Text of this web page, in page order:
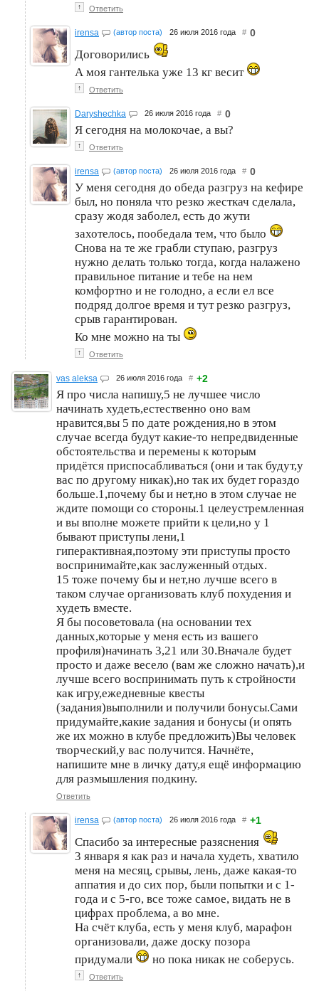
↑ Ответить
irensa (автор поста) 26 июля 2016 года # 0
Договорились
А моя гантелька уже 13 кг весит
↑ Ответить
Daryshechka 26 июля 2016 года # 0
Я сегодня на молокочае, а вы?
↑ Ответить
irensa (автор поста) 26 июля 2016 года # 0
У меня сегодня до обеда разгруз на кефире
был, но поняла что резко жесткач сделала,
сразу жодя заболел, есть до жути
захотелось, пообедала тем, что было
Снова на те же грабли ступаю, разгруз
нужно делать только тогда, когда налажено
правильное питание и тебе на нем
комфортно и не голодно, а если ел все
подряд долгое время и тут резко разгруз,
срыв гарантирован.
Ко мне можно на ты
↑ Ответить
vas aleksa 26 июля 2016 года # +2
Я про числа напишу,5 не лучшее число
начинать худеть,естественно оно вам
нравится,вы 5 по дате рождения,но в этом
случае всегда будут какие-то непредвиденные
обстоятельства и перемены к которым
придётся приспосабливаться (они и так будут,у
вас по другому никак),но так их будет гораздо
больше.1,почему бы и нет,но в этом случае не
ждите помощи со стороны.1 целеустремленная
и вы вполне можете прийти к цели,но у 1
бывают приступы лени,1
гиперактивная,поэтому эти приступы просто
воспринимайте,как заслуженный отдых.
15 тоже почему бы и нет,но лучше всего в
таком случае организовать клуб похудения и
худеть вместе.
Я бы посоветовала (на основании тех
данных,которые у меня есть из вашего
профиля)начинать 3,21 или 30.Вначале будет
просто и даже весело (вам же сложно начать),и
лучше всего воспринимать путь к стройности
как игру,ежедневные квесты
(задания)выполнили и получили бонусы.Сами
придумайте,какие задания и бонусы (и опять
же их можно в клубе предложить)Вы человек
творческий,у вас получится. Начнёте,
напишите мне в личку дату,я ещё информацию
для размышления подкину.
Ответить
irensa (автор поста) 26 июля 2016 года # +1
Спасибо за интересные разяснения
3 января я как раз и начала худеть, хватило
меня на месяц, срывы, лень, даже какая-то
аппатия и до сих пор, были попытки и с 1-
года и с 5-го, все тоже самое, видать не в
цифрах проблема, а во мне.
На счёт клуба, есть у меня клуб, марафон
организовали, даже доску позора
придумали
но пока никак не соберусь.
↑ Ответить